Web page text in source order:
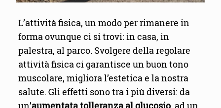
L’attività fisica, un modo per rimanere in
forma ovunque ci si trovi: in casa, in
palestra, al parco. Svolgere della regolare
attività fisica ci garantisce un buon tono
muscolare, migliora l’estetica e la nostra
salute. Gli effetti sono tra i più diversi: da